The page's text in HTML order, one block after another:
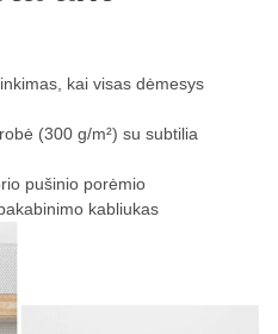
kai visas dėmesys
(300 g/m²) su subtilia
pušinio porėmio
kabliukas